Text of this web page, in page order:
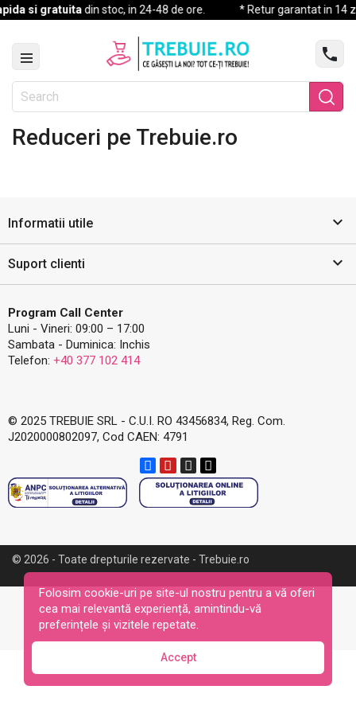
si gratuitadin stoc, in 24-48 de ore. * Retur garantat in 14

Reduceri pe Trebuie.ro
Informatii utile 
Suport clienti 
Program Call Center
Luni - Vineri: 09:00 – 17:00
Sambata - Duminica: Inchis
Telefon: +40 377 102 414
© 2025 TREBUIE SRL - C.U.I. RO 43456834, Reg. Com.
J2020000802097, Cod CAEN: 4791
© 2026 - Toate drepturile rezervate - Trebuie.ro
Folosim cookie-uri pe site-ul nostru pentru a vă oferi
cea mai relevantă experiență, amintindu-vă
preferințele și vizitele repetate.
Accept